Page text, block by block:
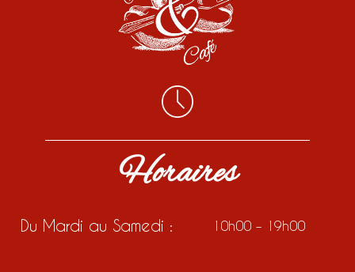
Horaires
Du Mardi au Samedi : 10h00 – 19h00